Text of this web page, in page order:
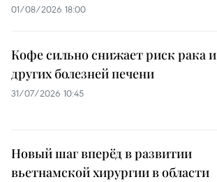
01/08/2026 18:00
Кофе сильно снижает риск рака и
других болезней печени
31/07/2026 10:45
Новый шаг вперёд в развитии
вьетнамской хирургии в области